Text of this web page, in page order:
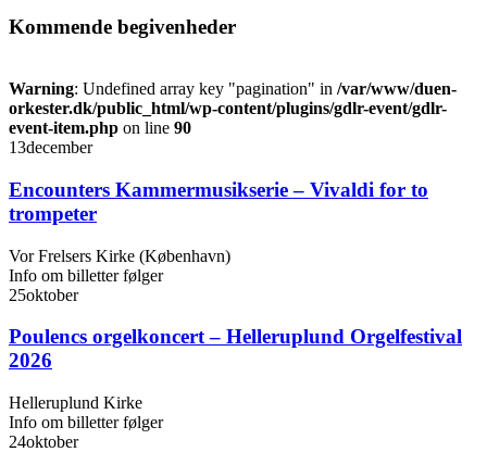
Kommende begivenheder
Warning: Undefined array key "pagination" in /var/www/duen-
orkester.dk/public_html/wp-content/plugins/gdlr-event/gdlr-
event-item.php on line 90
13december
Encounters Kammermusikserie – Vivaldi for to
trompeter
Vor Frelsers Kirke (København)
Info om billetter følger
25oktober
Poulencs orgelkoncert – Helleruplund Orgelfestival
2026
Helleruplund Kirke
Info om billetter følger
24oktober